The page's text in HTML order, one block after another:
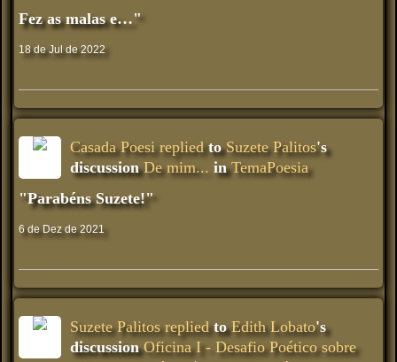
Fez as malas e…"
18 de Jul de 2022
Casada Poesi repliedtoSuzete Palitos's
discussionDe mim... inTemaPoesia
"Parabéns Suzete!"
6 de Dez de 2021
Suzete Palitos repliedtoEdith Lobato's
discussionOficina I - Desafio Poético sobre